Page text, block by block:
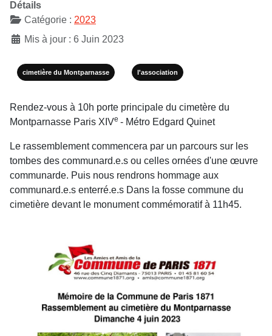
Détails
Catégorie : 2023
Mis à jour : 6 Juin 2023
cimetière du Montparnasse l'association
Rendez-vous à 10h porte principale du cimetère du
Montparnasse Paris XIVe - Métro Edgard Quinet
Le rassemblement commencera par un parcours sur les
tombes des communard.e.s ou celles ornées d'une œuvre
communarde. Puis nous rendrons hommage aux
communard.e.s enterré.e.s Dans la fosse commune du
cimetière devant le monument commémoratif à 11h45.